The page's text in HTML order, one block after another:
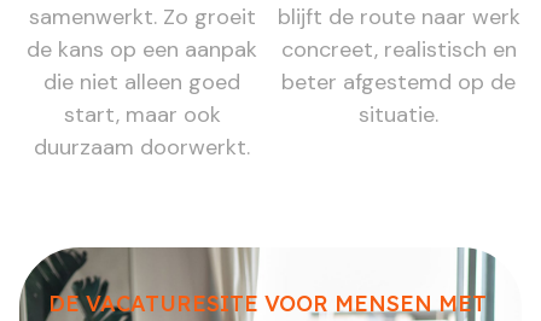
samenwerkt. Zo groeit
de kans op een aanpak
die niet alleen goed
start, maar ook
duurzaam doorwerkt.
blijft de route naar werk
concreet, realistisch en
beter afgestemd op de
situatie.
DE VACATURESITE VOOR MENSEN MET